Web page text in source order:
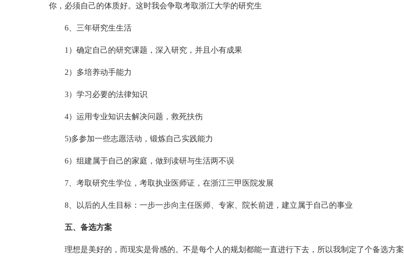
你，必须自己的体质好。这时我会争取考取浙江大学的研究生
6、三年研究生生活
1）确定自己的研究课题，深入研究，并且小有成果
2）多培养动手能力
3）学习必要的法律知识
4）运用专业知识去解决问题，救死扶伤
5)多参加一些志愿活动，锻炼自己实践能力
6）组建属于自己的家庭，做到读研与生活两不误
7、考取研究生学位，考取执业医师证，在浙江三甲医院发展
8、以后的人生目标：一步一步向主任医师、专家、院长前进，建立属于自己的事业
五、备选方案
理想是美好的，而现实是骨感的。不是每个人的规划都能一直进行下去，所以我制定了个备选方案